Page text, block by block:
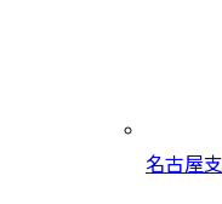
名古屋